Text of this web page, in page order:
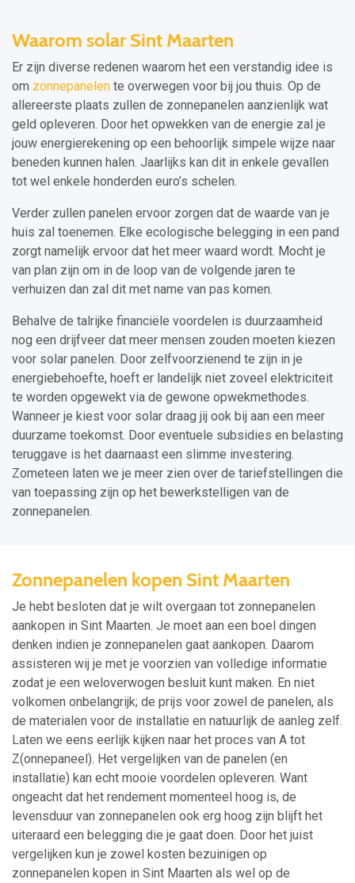
Waarom solar Sint Maarten
Er zijn diverse redenen waarom het een verstandig idee is
om zonnepanelen te overwegen voor bij jou thuis. Op de
allereerste plaats zullen de zonnepanelen aanzienlijk wat
geld opleveren. Door het opwekken van de energie zal je
jouw energierekening op een behoorlijk simpele wijze naar
beneden kunnen halen. Jaarlijks kan dit in enkele gevallen
tot wel enkele honderden euro’s schelen.
Verder zullen panelen ervoor zorgen dat de waarde van je
huis zal toenemen. Elke ecologische belegging in een pand
zorgt namelijk ervoor dat het meer waard wordt. Mocht je
van plan zijn om in de loop van de volgende jaren te
verhuizen dan zal dit met name van pas komen.
Behalve de talrijke financiële voordelen is duurzaamheid
nog een drijfveer dat meer mensen zouden moeten kiezen
voor solar panelen. Door zelfvoorzienend te zijn in je
energiebehoefte, hoeft er landelijk niet zoveel elektriciteit
te worden opgewekt via de gewone opwekmethodes.
Wanneer je kiest voor solar draag jij ook bij aan een meer
duurzame toekomst. Door eventuele subsidies en belasting
teruggave is het daarnaast een slimme investering.
Zometeen laten we je meer zien over de tariefstellingen die
van toepassing zijn op het bewerkstelligen van de
zonnepanelen.
Zonnepanelen kopen Sint Maarten
Je hebt besloten dat je wilt overgaan tot zonnepanelen
aankopen in Sint Maarten. Je moet aan een boel dingen
denken indien je zonnepanelen gaat aankopen. Daarom
assisteren wij je met je voorzien van volledige informatie
zodat je een weloverwogen besluit kunt maken. En niet
volkomen onbelangrijk; de prijs voor zowel de panelen, als
de materialen voor de installatie en natuurlijk de aanleg zelf.
Laten we eens eerlijk kijken naar het proces van A tot
Z(onnepaneel). Het vergelijken van de panelen (en
installatie) kan echt mooie voordelen opleveren. Want
ongeacht dat het rendement momenteel hoog is, de
levensduur van zonnepanelen ook erg hoog zijn blijft het
uiteraard een belegging die je gaat doen. Door het juist
vergelijken kun je zowel kosten bezuinigen op
zonnepanelen kopen in Sint Maarten als wel op de